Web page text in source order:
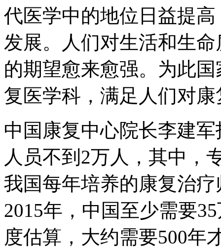
代医学中的地位日益提
发展。人们对生活和生
的期望愈来愈强。为此
复医学科，满足人们对
中国康复中心院长李建
人员不到2万人，其中，
我国每年培养的康复治
2015年，中国至少需要
度估算，大约需要500年